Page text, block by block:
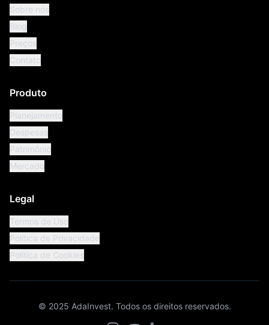
Sobre nós
Blog
Preços
Contato
Produto
Planejamento
Despesas
Patrimônio
Mercado
Legal
Termos de Uso
Política de Privacidade
Política de Cookies
© 2025 AdaInvest. Todos os direitos reservados.